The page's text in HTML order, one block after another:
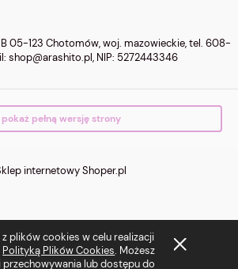
plików cookies w celu realizacji
Polityką Plików Cookies. Możesz
lub dostępu do
B 05-123 Chotomów, woj. mazowieckie, tel. 608-
shop@arashito.pl, NIP: 5272443346
pokaż pełną wersję strony
internetowy Shoper.pl